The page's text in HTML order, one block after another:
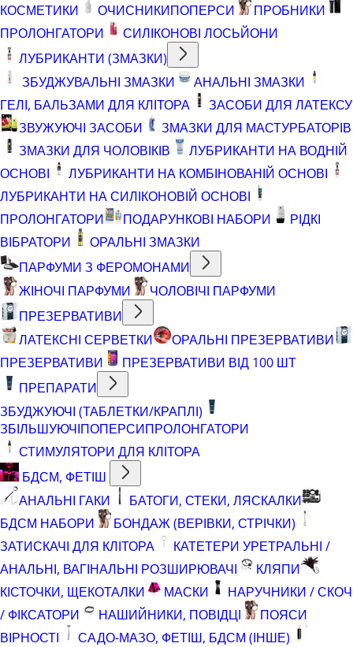
КОСМЕТИКИ
ОЧИСНИКИПОПЕРСИ
ПРОБНИКИ
ПРОЛОНГАТОРИ
СИЛІКОНОВІ ЛОСЬЙОНИ
ЛУБРИКАНТИ (ЗМАЗКИ)
ЗБУДЖУВАЛЬНІ ЗМАЗКИ
АНАЛЬНІ ЗМАЗКИ
ГЕЛІ, БАЛЬЗАМИ ДЛЯ КЛІТОРА
ЗАСОБИ ДЛЯ ЛАТЕКСУ
ЗВУЖУЮЧІ ЗАСОБИ
ЗМАЗКИ ДЛЯ МАСТУРБАТОРІВ
ЗМАЗКИ ДЛЯ ЧОЛОВІКІВ
ЛУБРИКАНТИ НА ВОДНІЙ
ОСНОВІ
ЛУБРИКАНТИ НА КОМБІНОВАНІЙ ОСНОВІ
ЛУБРИКАНТИ НА СИЛІКОНОВІЙ ОСНОВІ
ПРОЛОНГАТОРИ
ПОДАРУНКОВІ НАБОРИ
РІДКІ
ВІБРАТОРИ
ОРАЛЬНІ ЗМАЗКИ
ПАРФУМИ З ФЕРОМОНАМИ
ЖІНОЧІ ПАРФУМИ
ЧОЛОВІЧІ ПАРФУМИ
ПРЕЗЕРВАТИВИ
ЛАТЕКСНІ СЕРВЕТКИ
ОРАЛЬНІ ПРЕЗЕРВАТИВИ
ПРЕЗЕРВАТИВИ
ПРЕЗЕРВАТИВИ ВІД 100 ШТ
ПРЕПАРАТИ
ЗБУДЖУЮЧІ (ТАБЛЕТКИ/КРАПЛІ)
ЗБІЛЬШУЮЧІПОПЕРСИПРОЛОНГАТОРИ
СТИМУЛЯТОРИ ДЛЯ КЛІТОРА
БДСМ, ФЕТІШ
АНАЛЬНІ ГАКИ
БАТОГИ, СТЕКИ, ЛЯСКАЛКИ
БДСМ НАБОРИ
БОНДАЖ (ВЕРІВКИ, СТРІЧКИ)
ЗАТИСКАЧІ ДЛЯ КЛІТОРА
КАТЕТЕРИ УРЕТРАЛЬНІ /
АНАЛЬНІ, ВАГІНАЛЬНІ РОЗШИРЮВАЧІ
КЛЯПИ
КІСТОЧКИ, ЩЕКОТАЛКИ
МАСКИ
НАРУЧНИКИ / СКОЧ
/ ФІКСАТОРИ
НАШИЙНИКИ, ПОВІДЦІ
ПОЯСИ
ВІРНОСТІ
САДО-МАЗО, ФЕТІШ, БДСМ (ІНШЕ)